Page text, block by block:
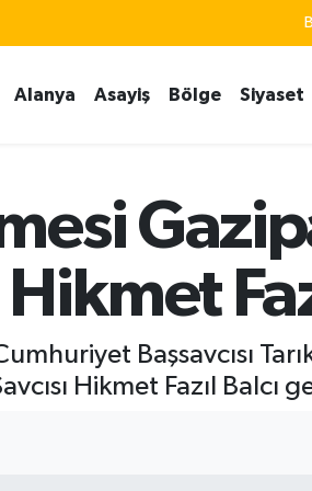
Alanya Asayiş Bölge Siyaset
Başsavcısı
Hikmet Fazıl Balcı